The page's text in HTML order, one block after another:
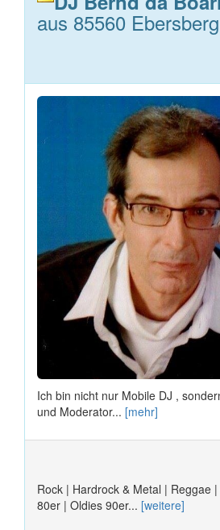
aus 85560
Ich bin nicht nur Mobile DJ ,
und Moderator... [mehr]
Rock | Hardrock & Metal | Reggae
80er | Oldies 90er... [weitere]